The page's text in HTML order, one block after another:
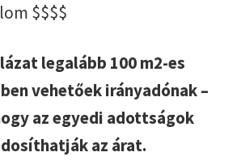
$$$$
legalább 100 m2-es
vehetőek irányadónak –
az egyedi adottságok
az árat.